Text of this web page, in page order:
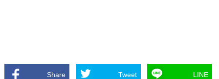
Share Tweet LINE